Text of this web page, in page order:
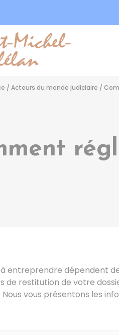
/ Acteurs du monde judiciaire /
entreprendre dépendent
de restitution de votre
vous présentons les